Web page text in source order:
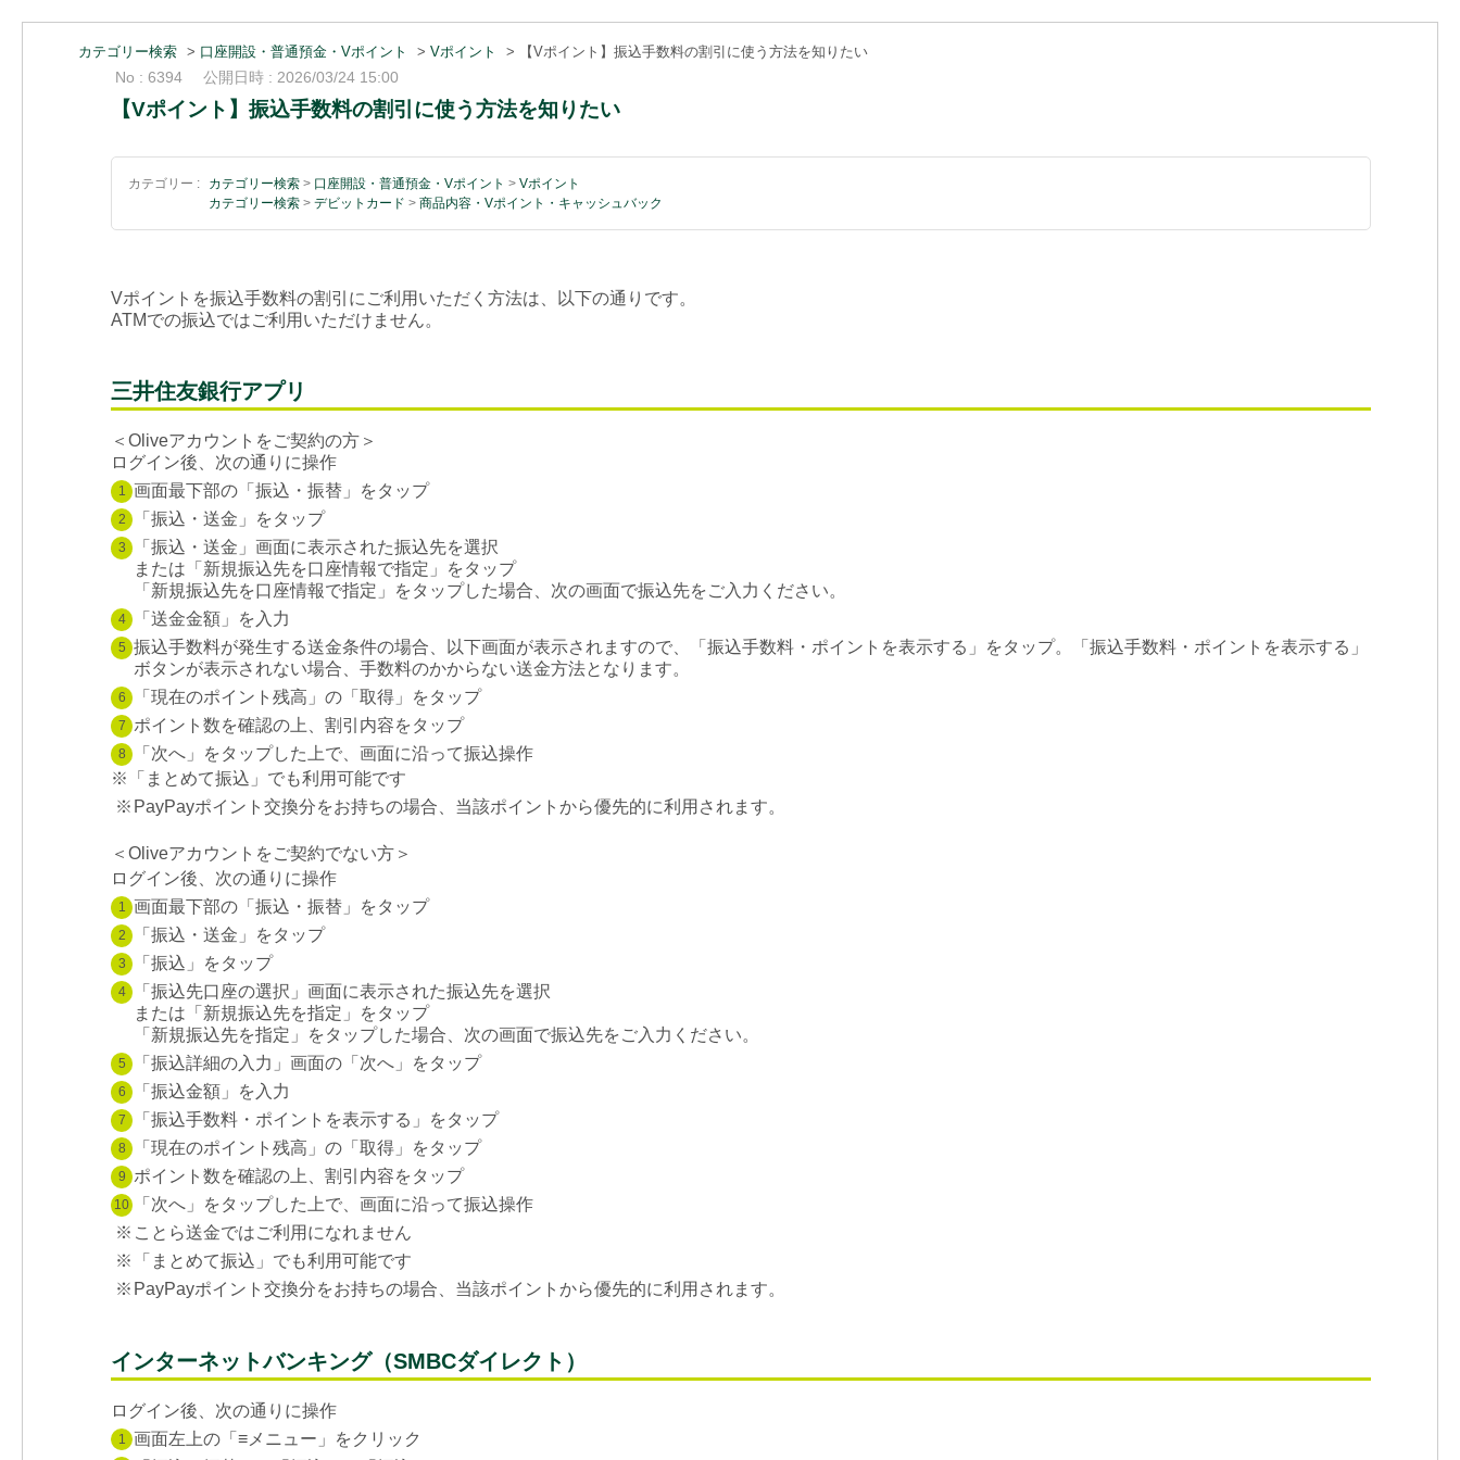
カテゴリー検索 > 口座開設・普通預金・Vポイント > Vポイント > 【Vポイント】振込手数料の割引に使う方法を知りたい
No : 6394 公開日時 : 2026/03/24 15:00
【Vポイント】振込手数料の割引に使う方法を知りたい
カテゴリー : カテゴリー検索 > 口座開設・普通預金・Vポイント > Vポイント
カテゴリー検索 > デビットカード > 商品内容・Vポイント・キャッシュバック
Vポイントを振込手数料の割引にご利用いただく方法は、以下の通りです。
ATMでの振込ではご利用いただけません。
三井住友銀行アプリ
＜Oliveアカウントをご契約の方＞
ログイン後、次の通りに操作
1 画面最下部の「振込・振替」をタップ
2 「振込・送金」をタップ
3
「振込・送金」画面に表示された振込先を選択
または「新規振込先を口座情報で指定」をタップ
「新規振込先を口座情報で指定」をタップした場合、次の画面で振込先をご入力ください。
4 「送金金額」を入力
5 振込手数料が発生する送金条件の場合、以下画面が表示されますので、「振込手数料・ポイントを表示する」をタップ。「振込手数料・ポイントを表示する」
ボタンが表示されない場合、手数料のかからない送金方法となります。
6 「現在のポイント残高」の「取得」をタップ
7 ポイント数を確認の上、割引内容をタップ
8
「次へ」をタップした上で、画面に沿って振込操作
※「まとめて振込」でも利用可能です
※ PayPayポイント交換分をお持ちの場合、当該ポイントから優先的に利用されます。
＜Oliveアカウントをご契約でない方＞
ログイン後、次の通りに操作
1 画面最下部の「振込・振替」をタップ
2 「振込・送金」をタップ
3 「振込」をタップ
4
「振込先口座の選択」画面に表示された振込先を選択
または「新規振込先を指定」をタップ
「新規振込先を指定」をタップした場合、次の画面で振込先をご入力ください。
5 「振込詳細の入力」画面の「次へ」をタップ
6 「振込金額」を入力
7 「振込手数料・ポイントを表示する」をタップ
8 「現在のポイント残高」の「取得」をタップ
9 ポイント数を確認の上、割引内容をタップ
10
「次へ」をタップした上で、画面に沿って振込操作
※ ことら送金ではご利用になれません
※
「まとめて振込」でも利用可能です
※ PayPayポイント交換分をお持ちの場合、当該ポイントから優先的に利用されます。
インターネットバンキング（SMBCダイレクト）
ログイン後、次の通りに操作
1 画面左上の「≡メニュー」をクリック